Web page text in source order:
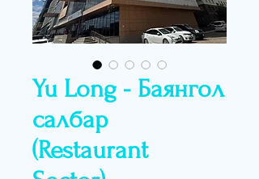
Yu Long - Баянгол
салбар
(Restaurant